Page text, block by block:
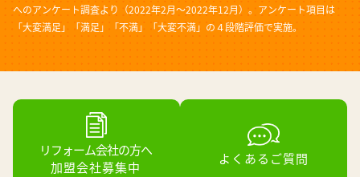
へのアンケート調査より（2022年2月～2022年12月）。アンケート項目は
「大変満足」「満足」「不満」「大変不満」の４段階評価で実施。
リフォーム会社の方へ
加盟会社募集中
よくあるご質問